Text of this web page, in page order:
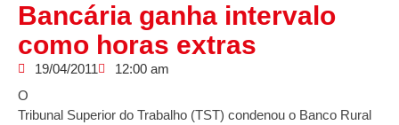
Bancária ganha intervalo
como horas extras
19/04/2011
12:00 am
O
Tribunal Superior do Trabalho (TST) condenou o Banco Rural